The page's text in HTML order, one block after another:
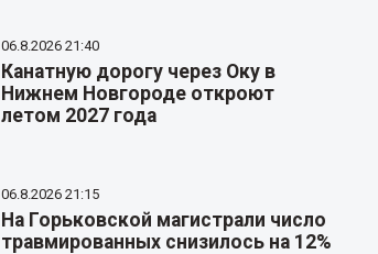
06.8.2026 21:40
Канатную дорогу через Оку в
Нижнем Новгороде откроют
летом 2027 года
06.8.2026 21:15
На Горьковской магистрали число
травмированных снизилось на 12%